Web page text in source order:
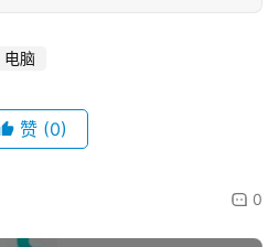
电脑
赞 (0)
0